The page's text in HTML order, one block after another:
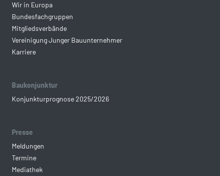
Wir in Europa
Bundesfachgruppen
Mitgliedsverbände
Vereinigung Junger Bauunternehmer
Karriere
Baukonjunktur
Konjunkturprognose 2025/2026
Presse
Meldungen
Termine
Mediathek